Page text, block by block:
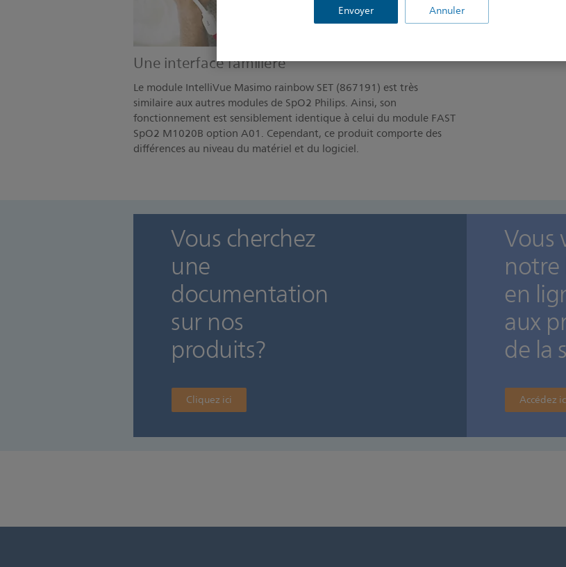
Envoyer Annuler
Une interface familière
Le module IntelliVue Masimo rainbow SET (867191) est très
similaire aux autres modules de SpO2 Philips. Ainsi, son
fonctionnement est sensiblement identique à celui du module FAST
SpO2 M1020B option A01. Cependant, ce produit comporte des
différences au niveau du matériel et du logiciel.
Vous cherchez
une
documentation
sur nos
produits?
Cliquez ici
Vous
en
aux
de la
Accédez